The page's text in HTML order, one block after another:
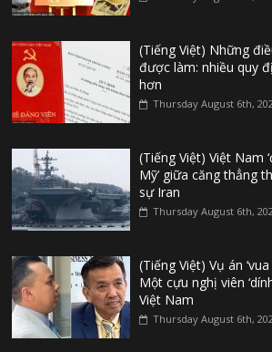
(Tiếng Việt) Những
được làm: nhiều quy
hơn
Thursday August 6th,
(Tiếng Việt) Việt Nam
Mỹ’ giữa căng thẳng
sự Iran
Thursday August 6th,
(Tiếng Việt) Vụ án
Một cựu nghị viên
Việt Nam
Thursday August 6th,